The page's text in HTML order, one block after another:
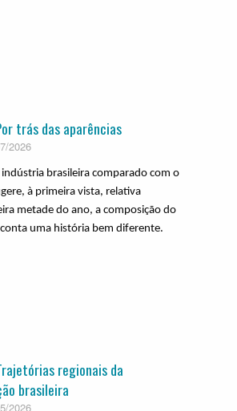
trás das aparências
2026
brasileira comparado com o
à primeira vista, relativa
metade do ano, a composição do
uma história bem diferente.
regionais da
brasileira
2026